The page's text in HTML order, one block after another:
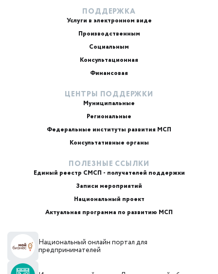
ПОДДЕРЖКА
Услуги в электронном виде
Производственным
Социальным
Консультационная
Финансовая
ЦЕНТРЫ ПОДДЕРЖКИ
Муниципальные
Региональные
Федеральные институты развития МСП
Консультативные органы
ПОЛЕЗНЫЕ ССЫЛКИ
Единый реестр СМСП - получателей поддержки
Записи мероприятий
Национальный проект
Актуальная программа по развитию МСП
Национальный онлайн портал для
предпринимателей
ИИ-консультант
Маркетплейсы и регуляторика
Email или телефон — на выбор